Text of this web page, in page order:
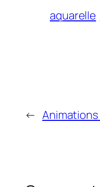
aquarelle
← Animations